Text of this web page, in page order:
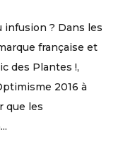
? Dans les
française et
des Plantes !,
2016 à
que les